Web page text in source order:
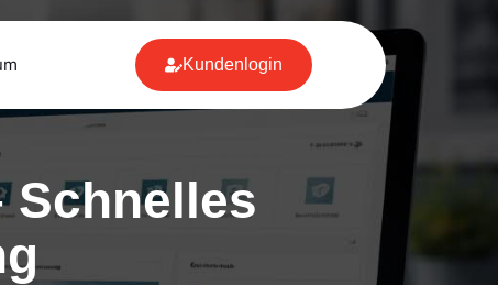
Kundenlogin
Schnelles